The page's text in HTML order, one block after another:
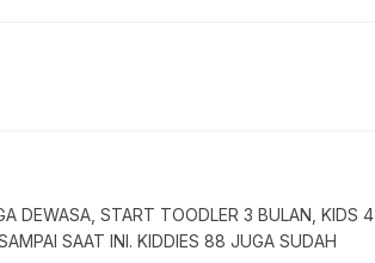
DEWASA, START TOODLER 3 BULAN, KIDS 4
SAAT INI. KIDDIES 88 JUGA SUDAH